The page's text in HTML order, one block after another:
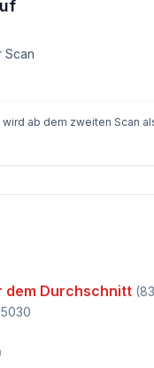
Scan
ab dem zweiten Scan
dem Durchschnitt (83